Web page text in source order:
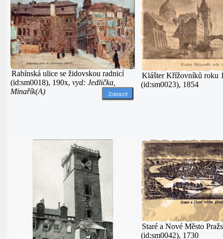
Rabínská ulice se židovskou radnicí
(id:sm0018), 190x, vyd: Jedlička,
Minařík(A)
Zobrazit
Klášter Křížovníků roku
(id:sm0023), 1854
Staré a Nové Město
(id:sm0042), 1730